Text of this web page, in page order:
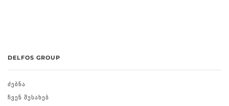
DELFOS GROUP
ᲫᲔᲑᲜᲐ
ᲩᲕᲔᲜ ᲨᲔᲡᲐᲮᲔᲑ